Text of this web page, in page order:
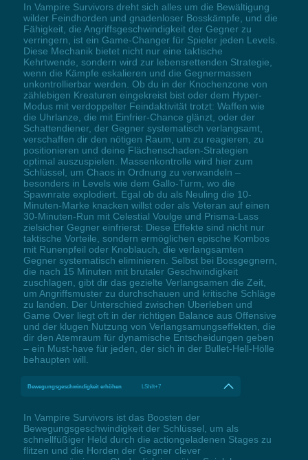
In Vampire Survivors dreht sich alles um die Bewältigung
wilder Feindhorden und gnadenloser Bosskämpfe, und die
Fähigkeit, die Angriffsgeschwindigkeit der Gegner zu
verringern, ist ein Game-Changer für Spieler jeden Levels.
Diese Mechanik bietet nicht nur eine taktische
Kehrtwende, sondern wird zur lebensrettenden Strategie,
wenn die Kämpfe eskalieren und die Gegnermassen
unkontrollierbar werden. Ob du in der Knochenzone von
zählebigen Kreaturen eingekreist bist oder dem Hyper-
Modus mit verdoppelter Feindaktivität trotzt: Waffen wie
die Uhrlanze, die mit Einfrier-Chance glänzt, oder der
Schattendiener, der Gegner systematisch verlangsamt,
verschaffen dir den nötigen Raum, um zu reagieren, zu
positionieren und deine Flächenschaden-Strategien
optimal auszuspielen. Massenkontrolle wird hier zum
Schlüssel, um Chaos in Ordnung zu verwandeln –
besonders in Levels wie dem Gallo-Turm, wo die
Spawnrate explodiert. Egal ob du als Neuling die 10-
Minuten-Marke knacken willst oder als Veteran auf einen
30-Minuten-Run mit Celestial Voulge und Prisma-Lass
zielsicher Gegner einfrierst: Diese Effekte sind nicht nur
taktische Vorteile, sondern ermöglichen epische Kombos
mit Runenpfeil oder Knoblauch, die verlangsamten
Gegner systematisch eliminieren. Selbst bei Bossgegnern,
die nach 15 Minuten mit brutaler Geschwindigkeit
zuschlagen, gibt dir das gezielte Verlangsamen die Zeit,
um Angriffsmuster zu durchschauen und kritische Schläge
zu landen. Der Unterschied zwischen Überleben und
Game Over liegt oft in der richtigen Balance aus Offensive
und der klugen Nutzung von Verlangsamungseffekten, die
dir den Atemraum für dynamische Entscheidungen geben
– ein Must-have für jeden, der sich in der Bullet-Hell-Hölle
behaupten will.
Bewegungsgeschwindigkeit erhöhen LShift+7
In Vampire Survivors ist das Boosten der
Bewegungsgeschwindigkeit der Schlüssel, um als
schnellfüßiger Held durch die actiongeladenen Stages zu
flitzen und die Horden der Gegner clever